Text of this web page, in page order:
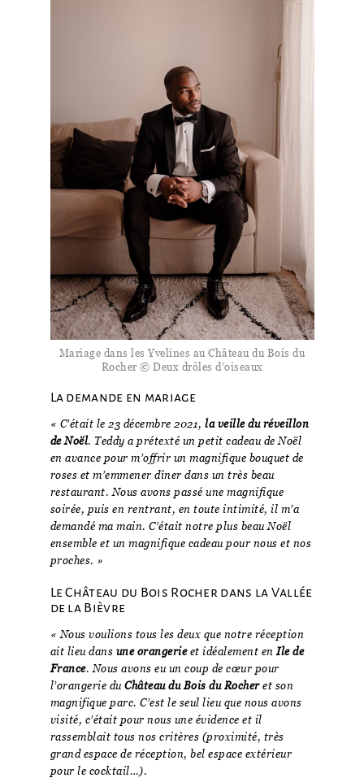
Mariage dans les Yvelines au Château du Bois du
Rocher © Deux drôles d’oiseaux
La demande en mariage
« C’était le 23 décembre 2021, la veille du réveillon
de Noël. Teddy a prétexté un petit cadeau de Noël
en avance pour m’offrir un magnifique bouquet de
roses et m’emmener dîner dans un très beau
restaurant. Nous avons passé une magnifique
soirée, puis en rentrant, en toute intimité, il m’a
demandé ma main. C’était notre plus beau Noël
ensemble et un magnifique cadeau pour nous et nos
proches. »
Le Château du Bois Rocher dans la Vallée
de la Bièvre
« Nous voulions tous les deux que notre réception
ait lieu dans une orangerieet idéalement enIle de
France. Nous avons eu un coup de cœur pour
l’orangerie du Château du Bois du Rocheret son
magnifique parc. C’est le seul lieu que nous avons
visité, c’était pour nous une évidence et il
rassemblait tous nos critères (proximité, très
grand espace de réception, bel espace extérieur
pour le cocktail…).